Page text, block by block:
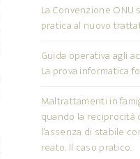
La Convenzione ONU
pratica al nuovo
Guida operativa agli
La prova informatica
Maltrattamenti in
quando la
l’assenza di stabile
reato. Il caso pratico.